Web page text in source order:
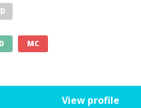
MC
View profile